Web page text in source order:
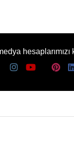
hesaplarımızı